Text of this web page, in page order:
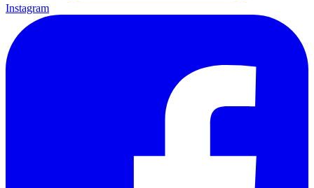
Instagram